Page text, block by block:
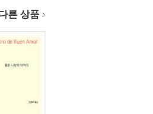
귀의 우화
죄에 대해 말하다
화
죄를 말하다
여우가 부히아의 판사인 돈 히미오
른 상품